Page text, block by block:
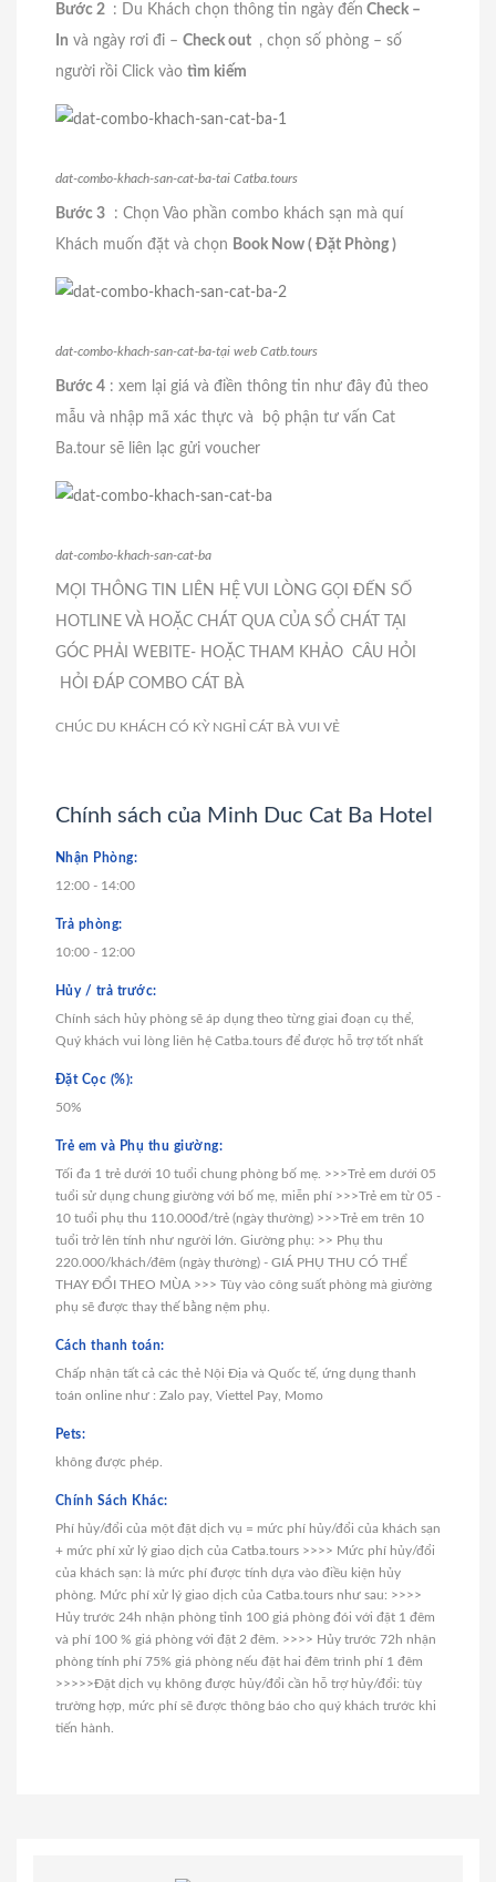
Bước 2 : Du Khách chọn thông tin ngày đến Check –
In và ngày rơi đi – Check out , chọn số phòng – số
người rồi Click vào tìm kiếm
dat-combo-khach-san-cat-ba-tai Catba.tours
Bước 3 : Chọn Vào phần combo khách sạn mà quí
Khách muốn đặt và chọn Book Now ( Đặt Phòng )
dat-combo-khach-san-cat-ba-tại web Catb.tours
Bước 4 : xem lại giá và điền thông tin như đây đủ theo
mẫu và nhập mã xác thực và bộ phận tư vấn Cat
Ba.tour sẽ liên lạc gửi voucher
dat-combo-khach-san-cat-ba
MỌI THÔNG TIN LIÊN HỆ VUI LÒNG GỌI ĐẾN SỐ
HOTLINE VÀ HOẶC CHÁT QUA CỦA SỔ CHÁT TẠI
GÓC PHẢI WEBITE- HOẶC THAM KHẢO CÂU HỎI
HỎI ĐÁP COMBO CÁT BÀ
CHÚC DU KHÁCH CÓ KỲ NGHỈ CÁT BÀ VUI VẺ
Chính sách của Minh Duc Cat Ba Hotel
Nhận Phòng:
12:00 - 14:00
Trả phòng:
10:00 - 12:00
Hủy / trả trước:
Chính sách hủy phòng sẽ áp dụng theo từng giai đoạn cụ thể,
Quý khách vui lòng liên hệ Catba.tours để được hỗ trợ tốt nhất
Đặt Cọc (%):
50%
Trẻ em và Phụ thu giường:
Tối đa 1 trẻ dưới 10 tuổi chung phòng bố mẹ. >>>Trẻ em dưới 05
tuổi sử dụng chung giường với bố mẹ, miễn phí >>>Trẻ em từ 05 -
10 tuổi phụ thu 110.000đ/trẻ (ngày thường) >>>Trẻ em trên 10
tuổi trở lên tính như người lớn. Giường phụ: >> Phụ thu
220.000/khách/đêm (ngày thường) - GIÁ PHỤ THU CÓ THỂ
THAY ĐỔI THEO MÙA >>> Tùy vào công suất phòng mà giường
phụ sẽ được thay thế bằng nệm phụ.
Cách thanh toán:
Chấp nhận tất cả các thẻ Nội Địa và Quốc tế, ứng dụng thanh
toán online như : Zalo pay, Viettel Pay, Momo
Pets:
không được phép.
Chính Sách Khác:
Phí hủy/đổi của một đặt dịch vụ = mức phí hủy/đổi của khách sạn
+ mức phí xử lý giao dịch của Catba.tours >>>> Mức phí hủy/đổi
của khách sạn: là mức phí được tính dựa vào điều kiện hủy
phòng. Mức phí xử lý giao dịch của Catba.tours như sau: >>>>
Hủy trước 24h nhận phòng tỉnh 100 giá phòng đói với đặt 1 đêm
và phí 100 % giá phòng với đặt 2 đêm. >>>> Hủy trước 72h nhận
phòng tính phí 75% giá phòng nếu đặt hai đêm trình phí 1 đêm
>>>>>Đặt dịch vụ không được hủy/đổi cần hỗ trợ hủy/đổi: tùy
trường hợp, mức phí sẽ được thông báo cho quý khách trước khi
tiến hành.